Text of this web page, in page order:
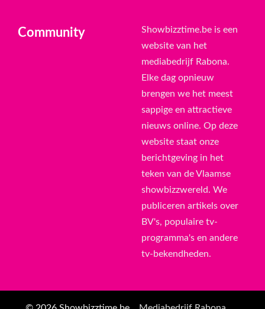
Community
Showbizztime.be is een
website van het
mediabedrijf Rabona.
Elke dag opnieuw
brengen we het meest
sappige en attractieve
nieuws online. Op deze
website staat onze
berichtgeving in het
teken van de Vlaamse
showbizzwereld. We
publiceren artikels over
BV's, populaire tv-
programma's en andere
tv-bekendheden.